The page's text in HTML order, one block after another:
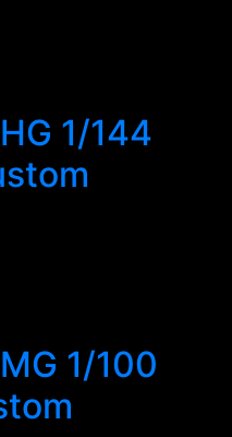
1/144
1/100